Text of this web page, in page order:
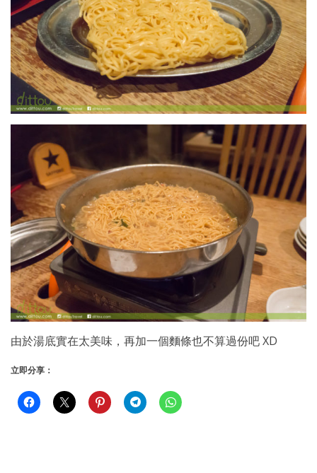
由於湯底實在太美味，再加一個麵條也不算過份吧 XD
立即分享：